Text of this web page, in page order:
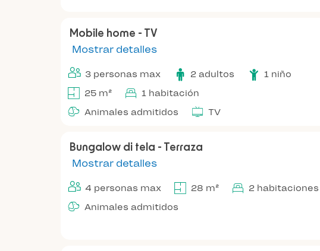
Mobile home - TV
Mostrar detalles
3 personas max 2 adultos
1 niño
25 m²
1 habitación
Animales admitidos
TV
Bungalow di tela - Terraza
Mostrar detalles
4 personas max 28 m²
2 habitaciones
Animales admitidos